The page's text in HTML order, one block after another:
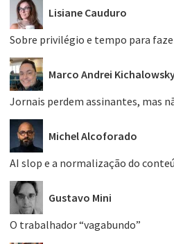
Lisiane Cauduro
Sobre privilégio e tempo para
Marco Andrei
Jornais perdem assinantes, mas
Michel Alcoforado
AI slop e a normalização do
Gustavo Mini
O trabalhador “vagabundo”